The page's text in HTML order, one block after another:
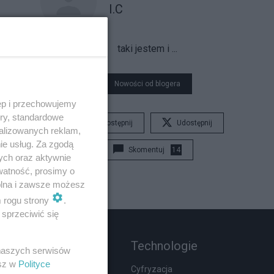
I.C
taki jestem i ...
Nowości od blogera
Udostępnij Udostępnij
Skomentuj 14
Rozmaitości
Wypadki
Technologie
Cyfryzacja
i przechowujemy
standardowe
reklam,
usług. Za zgodą
oraz aktywnie
prosimy o
i zawsze możesz
rogu strony
.
się
serwisów
w Polityce